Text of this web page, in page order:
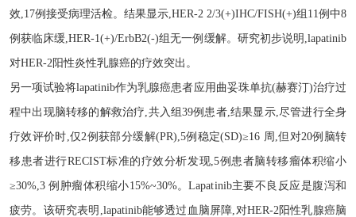
效,17例接受病理活检。结果显示,HER-2 2/3(+)IHC/FISH(+)组11例中8
例获临床缓,HER-1(+)/ErbB2(-)组无一例缓解。研究初步说明,lapatinib
对HER-2阳性炎性乳腺癌的疗效突出。
另一项试验将lapatinib作为乳腺癌患者应用曲妥珠单抗(赫赛汀)治疗过
程中出现脑转移的解救治疗,共入组39例患者,结果显示,尽管进行全身
疗效评价时,仅2例获部分缓解(PR),5例稳定(SD)≥16 周,但对20例脑转
移患者进行RECIST标准的疗效分析发现,5例患者脑转移瘤体积缩小
≥30%,3 例肿瘤体积缩小15%~30%。Lapatinib主要不良反应是腹泻和
疲劳。该研究表明,lapatinib能够透过血脑屏障,对HER-2阳性乳腺癌脑